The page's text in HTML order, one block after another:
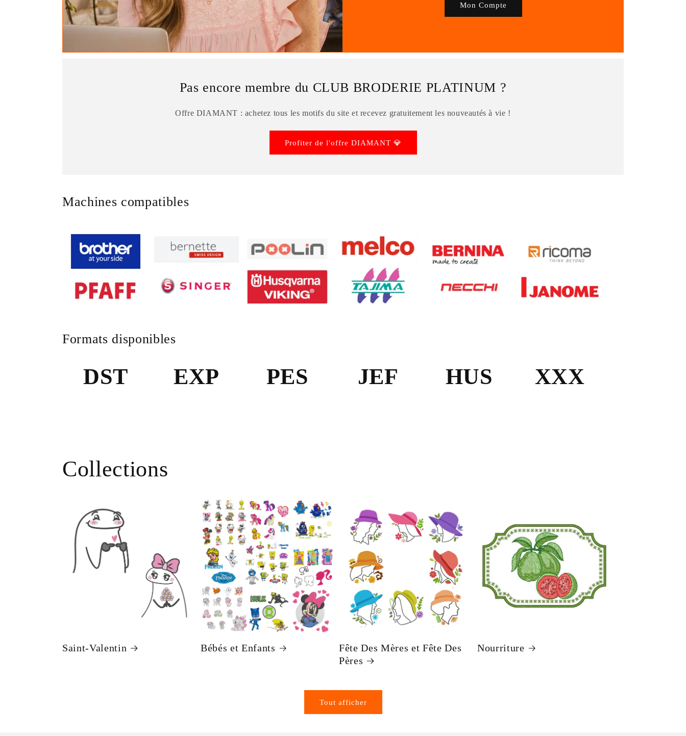
Mon Compte
Pas encore membre du CLUB BRODERIE PLATINUM ?
Offre DIAMANT : achetez tous les motifs du site et recevez gratuitement les nouveautés à vie !
Profiter de l'offre DIAMANT 💎
Machines compatibles
Formats disponibles
DST EXP PES JEF HUS XXX
Collections
Saint-Valentin Bébés et Enfants
Fête Des Mères et Fête Des
Pères
Nourriture
Tout afficher